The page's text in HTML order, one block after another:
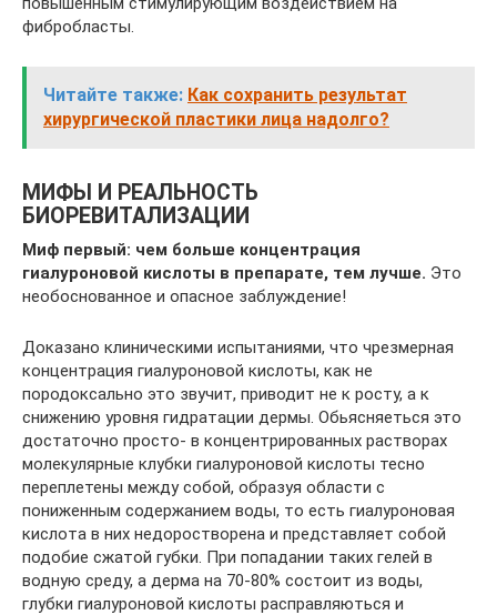
фибробласты.
Читайте также: Как сохранить результат
хирургической пластики лица надолго?
МИФЫ И РЕАЛЬНОСТЬ
БИОРЕВИТАЛИЗАЦИИ
Миф первый: чем больше концентрация
гиалуроновой кислоты в препарате, тем лучше. Это
необоснованное и опасное заблуждение!
Доказано клиническими испытаниями, что чрезмерная
концентрация гиалуроновой кислоты, как не
породоксально это звучит, приводит не к росту, а к
снижению уровня гидратации дермы. Обьясняеться это
достаточно просто- в концентрированных растворах
молекулярные клубки гиалуроновой кислоты тесно
переплетены между собой, образуя области с
пониженным содержанием воды, то есть гиалуроновая
кислота в них недоростворена и представляет собой
подобие сжатой губки. При попадании таких гелей в
водную среду, а дерма на 70-80% состоит из воды,
глубки гиалуроновой кислоты расправляються и